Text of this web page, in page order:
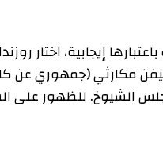
إيجابية، اختار روزندال
(جمهوري عن
للظهور على السطح،